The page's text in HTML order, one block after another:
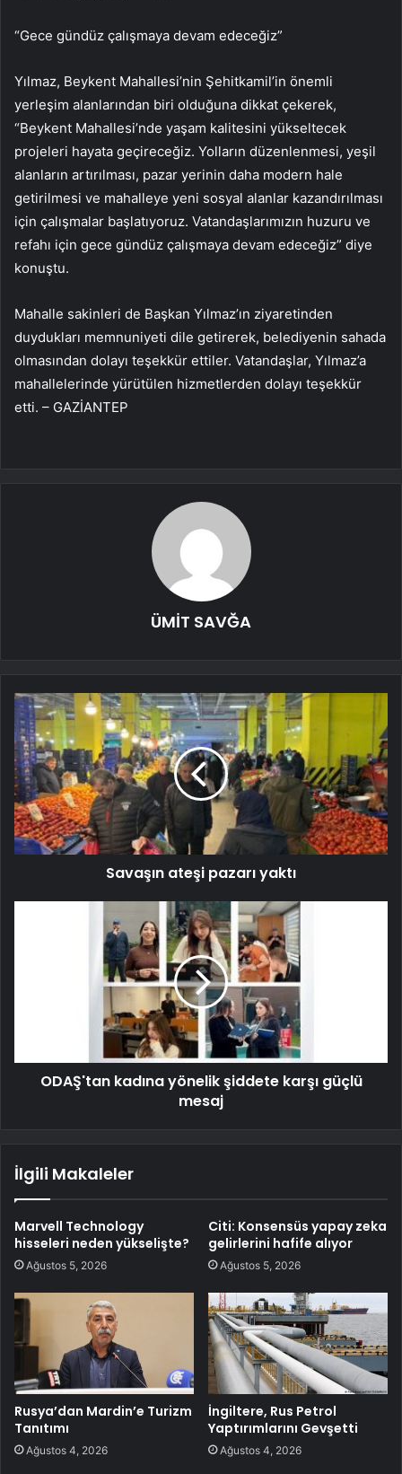
“Gece gündüz çalışmaya devam edeceğiz”
Yılmaz, Beykent Mahallesi’nin Şehitkamil’in önemli
yerleşim alanlarından biri olduğuna dikkat çekerek,
“Beykent Mahallesi’nde yaşam kalitesini yükseltecek
projeleri hayata geçireceğiz. Yolların düzenlenmesi, yeşil
alanların artırılması, pazar yerinin daha modern hale
getirilmesi ve mahalleye yeni sosyal alanlar kazandırılması
için çalışmalar başlatıyoruz. Vatandaşlarımızın huzuru ve
refahı için gece gündüz çalışmaya devam edeceğiz” diye
konuştu.
Mahalle sakinleri de Başkan Yılmaz’ın ziyaretinden
duydukları memnuniyeti dile getirerek, belediyenin sahada
olmasından dolayı teşekkür ettiler. Vatandaşlar, Yılmaz’a
mahallelerinde yürütülen hizmetlerden dolayı teşekkür
etti. – GAZİANTEP
ÜMİT SAVĞA
Savaşın ateşi pazarı yaktı
ODAŞ'tan kadına yönelik şiddete karşı güçlü
mesaj
İlgili Makaleler
Marvell Technology
hisseleri neden yükselişte?
Ağustos 5, 2026
Citi: Konsensüs yapay zeka
gelirlerini hafife alıyor
Ağustos 5, 2026
Rusya’dan Mardin’e Turizm
Tanıtımı
Ağustos 4, 2026
İngiltere, Rus Petrol
Yaptırımlarını Gevşetti
Ağustos 4, 2026